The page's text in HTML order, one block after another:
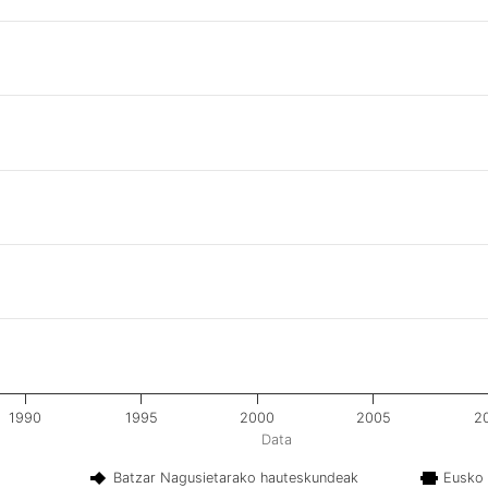
Data
Batzar Nagusietarako hauteskundeak
1990 1995 2000 2005